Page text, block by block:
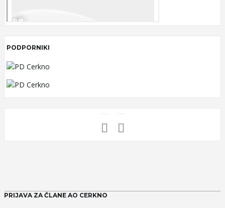
PODPORNIKI
PRIJAVA ZA ČLANE AO CERKNO